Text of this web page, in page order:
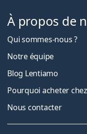
À propos de
Qui sommes-nous ?
Notre équipe
Blog Lentiamo
Pourquoi acheter
Nous contacter